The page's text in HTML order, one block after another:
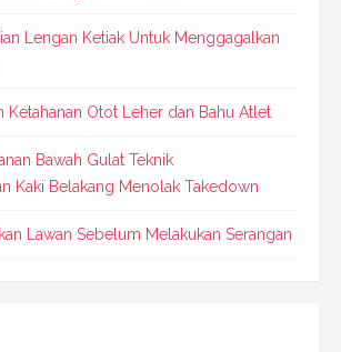
Lengan Ketiak Untuk Menggagalkan
Ketahanan Otot Leher dan Bahu Atlet
Bawah Gulat Teknik
Kaki Belakang Menolak Takedown
Lawan Sebelum Melakukan Serangan